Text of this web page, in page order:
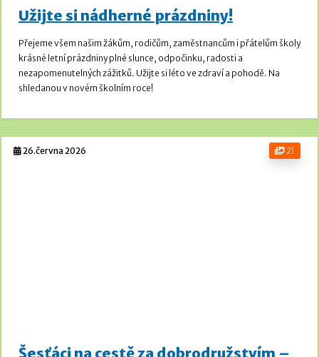
Užijte si nádherné prázdniny!
Přejeme všem našim žákům, rodičům, zaměstnancům i přátelům školy
krásné letní prázdniny plné slunce, odpočinku, radosti a
nezapomenutelných zážitků. Užijte si léto ve zdraví a pohodě. Na
shledanou v novém školním roce!
21
26.června 2026
Šesťáci na cestě za dobrodružstvím –